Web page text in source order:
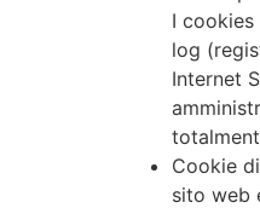
I
log
Internet
Cookie
sito web